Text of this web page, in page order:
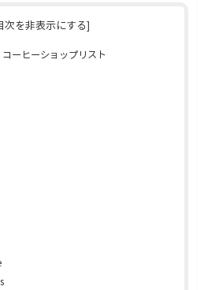
次を非表示にする]
ーヒーショップリスト